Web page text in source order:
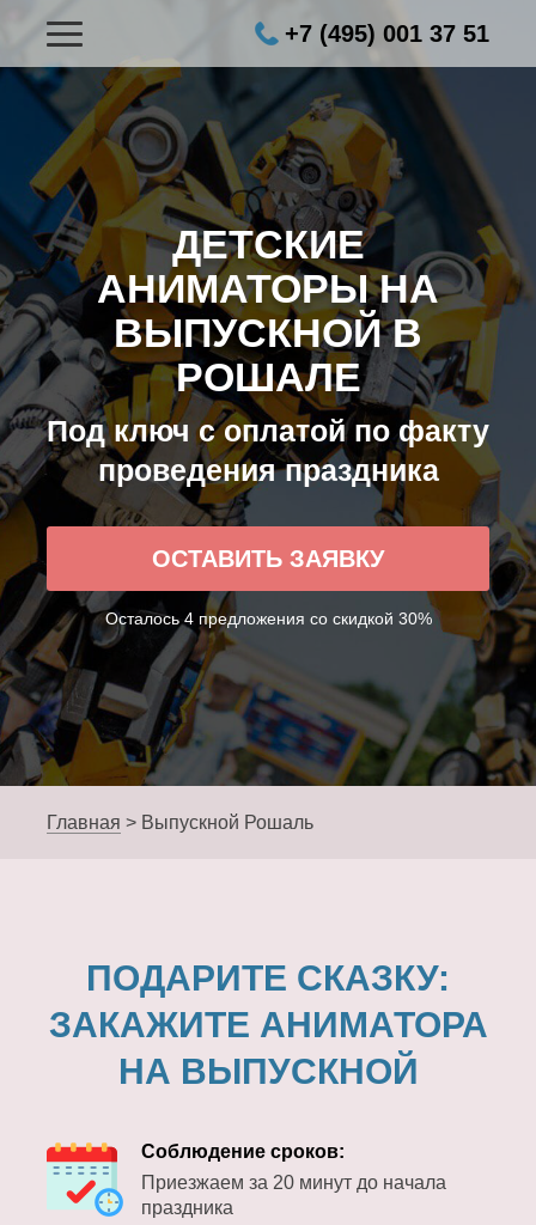
+7 (495) 001 37 51
ДЕТСКИЕ
АНИМАТОРЫ НА
ВЫПУСКНОЙ В
РОШАЛЕ
Под ключ с оплатой по факту
проведения праздника
ОСТАВИТЬ ЗАЯВКУ
Осталось 4 предложения со скидкой 30%
Главная > Выпускной Рошаль
ПОДАРИТЕ СКАЗКУ:
ЗАКАЖИТЕ АНИМАТОРА
НА ВЫПУСКНОЙ
Соблюдение сроков:
Приезжаем за 20 минут до начала
праздника